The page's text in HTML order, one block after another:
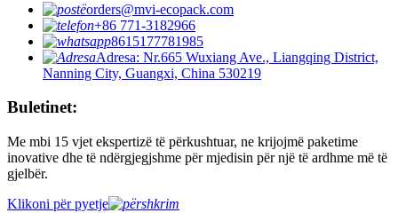
orders@mvi-ecopack.com
+86 771-3182966
8615177781985
Adresa: Nr.665 Wuxiang Ave., Liangqing District,
Nanning City, Guangxi, China 530219
Buletinet:
Me mbi 15 vjet ekspertizë të përkushtuar, ne krijojmë paketime
inovative dhe të ndërgjegjshme për mjedisin për një të ardhme më të
gjelbër.
Klikoni për pyetje